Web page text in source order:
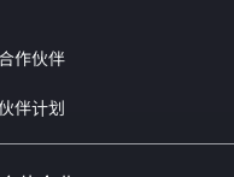
作伙伴
伴计划